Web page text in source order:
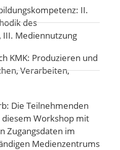
II.
des
, III. Mediennutzung
KMK: Produzieren und
Verarbeiten,
Die Teilnehmenden
diesem Workshop mit
Zugangsdaten im
Medienzentrums